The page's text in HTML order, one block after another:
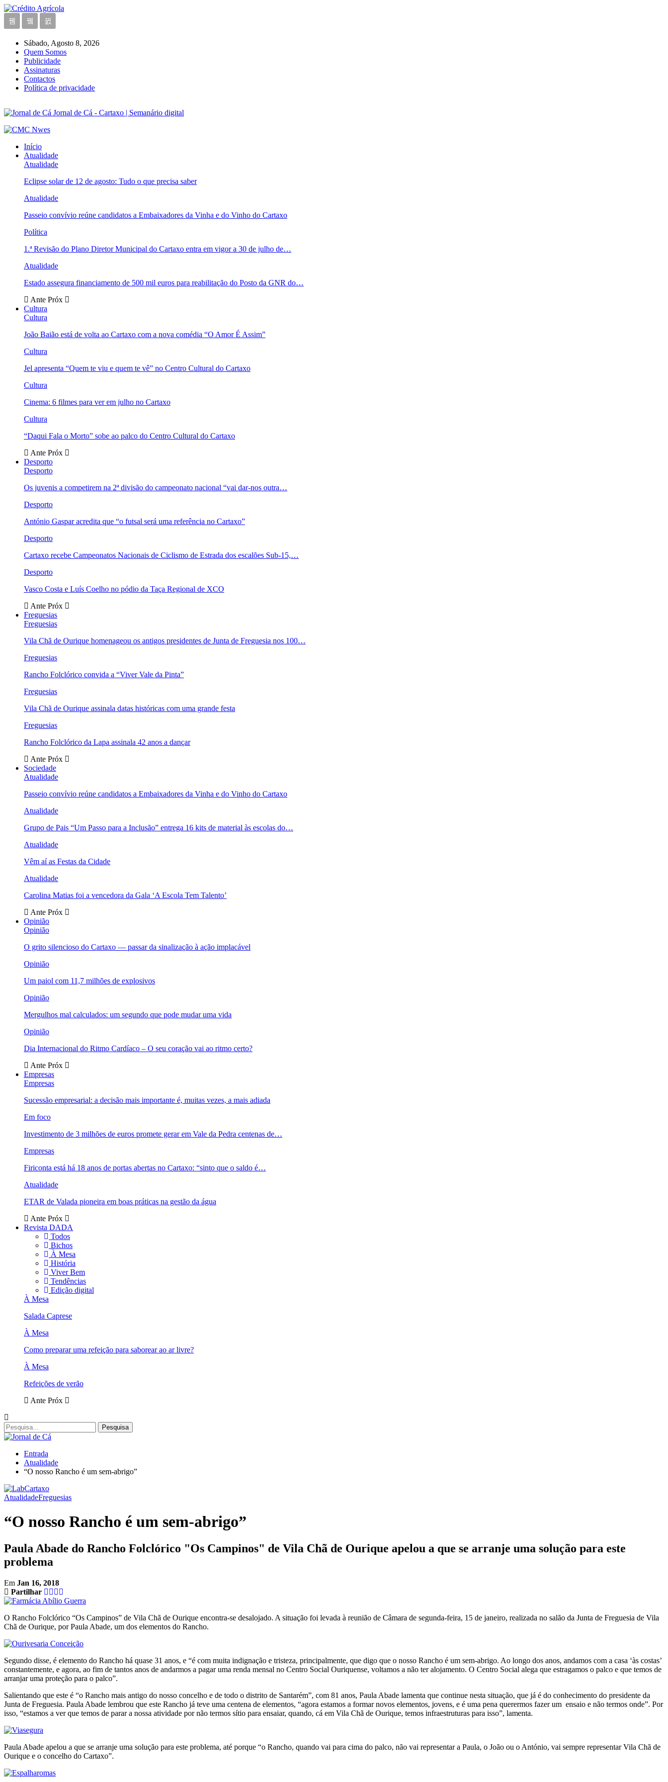
Sábado, Agosto 8, 2026
Quem Somos
Publicidade
Assinaturas
Contactos
Política de privacidade
Jornal de Cá - Cartaxo | Semanário digital
Início
Atualidade
Atualidade
Eclipse solar de 12 de agosto: Tudo o que precisa saber
Atualidade
Passeio convívio reúne candidatos a Embaixadores da Vinha e do Vinho do Cartaxo
Política
1.ª Revisão do Plano Diretor Municipal do Cartaxo entra em vigor a 30 de julho de…
Atualidade
Estado assegura financiamento de 500 mil euros para reabilitação do Posto da GNR do…
Ante Próx
Cultura
Cultura
João Baião está de volta ao Cartaxo com a nova comédia “O Amor É Assim”
Cultura
Jel apresenta “Quem te viu e quem te vê” no Centro Cultural do Cartaxo
Cultura
Cinema: 6 filmes para ver em julho no Cartaxo
Cultura
“Daqui Fala o Morto” sobe ao palco do Centro Cultural do Cartaxo
Ante Próx
Desporto
Desporto
Os juvenis a competirem na 2ª divisão do campeonato nacional “vai dar-nos outra…
Desporto
António Gaspar acredita que “o futsal será uma referência no Cartaxo”
Desporto
Cartaxo recebe Campeonatos Nacionais de Ciclismo de Estrada dos escalões Sub-15,…
Desporto
Vasco Costa e Luís Coelho no pódio da Taça Regional de XCO
Ante Próx
Freguesias
Freguesias
Vila Chã de Ourique homenageou os antigos presidentes de Junta de Freguesia nos 100…
Freguesias
Rancho Folclórico convida a “Viver Vale da Pinta”
Freguesias
Vila Chã de Ourique assinala datas históricas com uma grande festa
Freguesias
Rancho Folclórico da Lapa assinala 42 anos a dançar
Ante Próx
Sociedade
Atualidade
Passeio convívio reúne candidatos a Embaixadores da Vinha e do Vinho do Cartaxo
Atualidade
Grupo de Pais “Um Passo para a Inclusão” entrega 16 kits de material às escolas do…
Atualidade
Vêm aí as Festas da Cidade
Atualidade
Carolina Matias foi a vencedora da Gala ‘A Escola Tem Talento’
Ante Próx
Opinião
Opinião
O grito silencioso do Cartaxo — passar da sinalização à ação implacável
Opinião
Um paiol com 11,7 milhões de explosivos
Opinião
Mergulhos mal calculados: um segundo que pode mudar uma vida
Opinião
Dia Internacional do Ritmo Cardíaco – O seu coração vai ao ritmo certo?
Ante Próx
Empresas
Empresas
Sucessão empresarial: a decisão mais importante é, muitas vezes, a mais adiada
Em foco
Investimento de 3 milhões de euros promete gerar em Vale da Pedra centenas de…
Empresas
Firiconta está há 18 anos de portas abertas no Cartaxo: “sinto que o saldo é…
Atualidade
ETAR de Valada pioneira em boas práticas na gestão da água
Ante Próx
Revista DADA
Todos
Bichos
À Mesa
História
Viver Bem
Tendências
Edição digital
À Mesa
Salada Caprese
À Mesa
Como preparar uma refeição para saborear ao ar livre?
À Mesa
Refeições de verão
Ante Próx
Entrada
Atualidade
“O nosso Rancho é um sem-abrigo”
AtualidadeFreguesias
“O nosso Rancho é um sem-abrigo”
Paula Abade do Rancho Folclórico "Os Campinos" de Vila Chã de Ourique apelou a que se arranje uma solução para este
problema
Em Jan 16, 2018
Partilhar
O Rancho Folclórico “Os Campinos” de Vila Chã de Ourique encontra-se desalojado. A situação foi levada à reunião de Câmara de segunda-feira, 15 de janeiro, realizada no salão da Junta de Freguesia de Vila
Chã de Ourique, por Paula Abade, um dos elementos do Rancho.
Segundo disse, é elemento do Rancho há quase 31 anos, e “é com muita indignação e tristeza, principalmente, que digo que o nosso Rancho é um sem-abrigo. Ao longo dos anos, andamos com a casa ‘às costas’
constantemente, e agora, ao fim de tantos anos de andarmos a pagar uma renda mensal no Centro Social Ouriquense, voltamos a não ter alojamento. O Centro Social alega que estragamos o palco e que temos de
arranjar uma proteção para o palco”.
Salientando que este é “o Rancho mais antigo do nosso concelho e de todo o distrito de Santarém”, com 81 anos, Paula Abade lamenta que continue nesta situação, que já é do conhecimento do presidente da
Junta de Freguesia. Paula Abade lembrou que este Rancho já teve uma centena de elementos, “agora estamos a formar novos elementos, jovens, e é uma pena querermos fazer um ensaio e não termos onde”. Por
isso, “estamos a ver que temos de parar a nossa atividade por não termos sítio para ensaiar, quando, cá em Vila Chã de Ourique, temos infraestruturas para isso”, lamenta.
Paula Abade apelou a que se arranje uma solução para este problema, até porque “o Rancho, quando vai para cima do palco, não vai representar a Paula, o João ou o António, vai sempre representar Vila Chã de
Ourique e o concelho do Cartaxo”.